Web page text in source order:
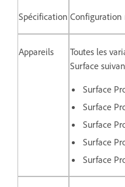
Spécification
Appareils
Toutes les
Surface
Surface
Surface
Surface
Surface
Surface